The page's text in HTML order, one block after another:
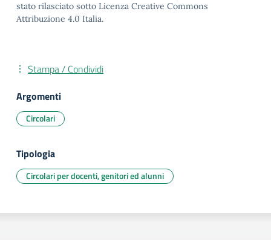
stato rilasciato sotto Licenza Creative Commons
Attribuzione 4.0 Italia.
Stampa / Condividi
Argomenti
Circolari
Tipologia
Circolari per docenti, genitori ed alunni